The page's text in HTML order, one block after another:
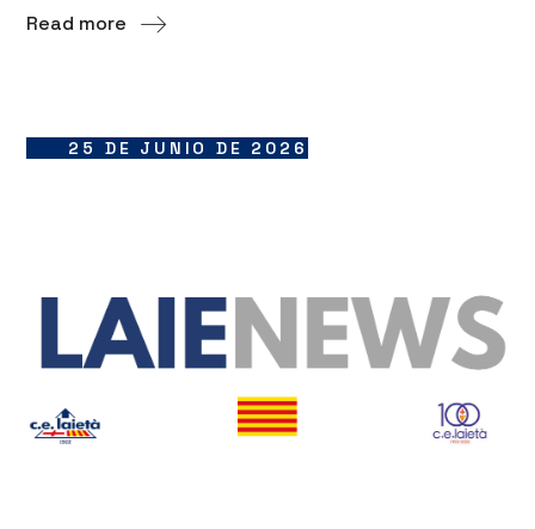
Read more
25 DE JUNIO DE 2026